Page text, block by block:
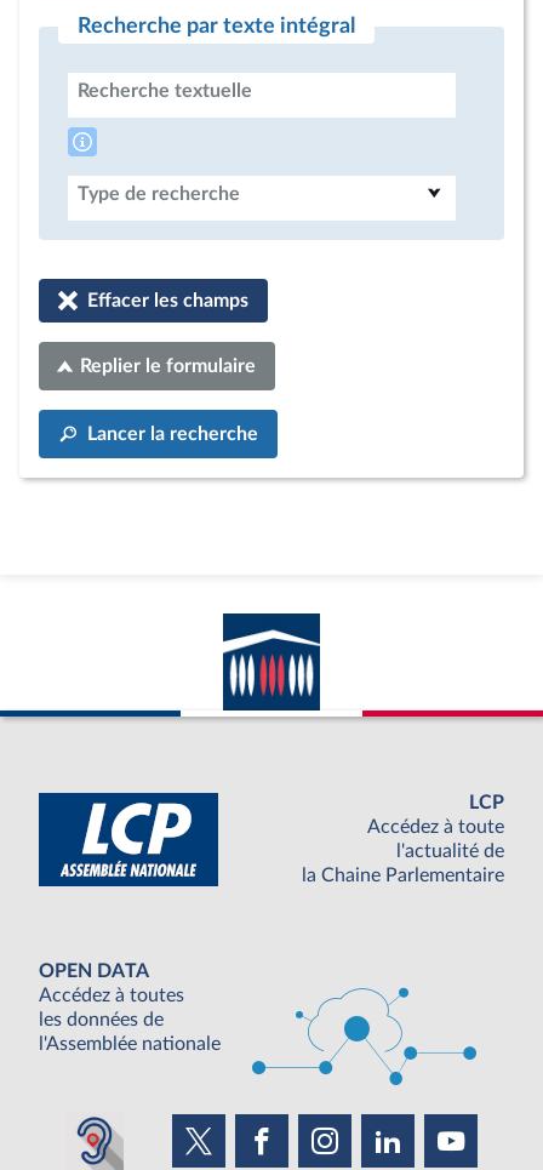
Recherche par texte intégral
Recherche textuelle
Type de recherche
Effacer les champs
Replier le formulaire
Lancer la recherche
LCP
Accédez à toute
l'actualité de
la Chaine Parlementaire
OPEN DATA
Accédez à toutes
les données de
l'Assemblée nationale